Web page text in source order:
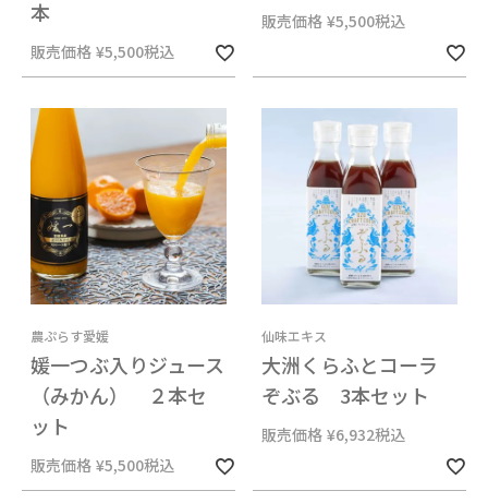
本
販売価格 ¥5,500税込
販売価格 ¥5,500税込
農ぷらす愛媛
媛一つぶ入りジュース
（みかん） ２本セ
ット
販売価格 ¥5,500税込
仙味エキス
大洲くらふとコーラ
ぞぶる 3本セット
販売価格 ¥6,932税込